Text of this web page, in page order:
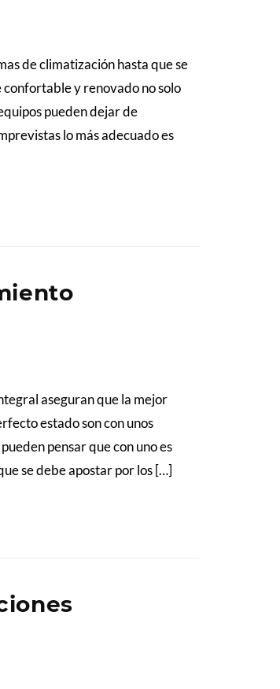
de climatización hasta que se
confortable y renovado no solo
pueden dejar de
lo más adecuado es
aseguran que la mejor
estado son con unos
pensar que con uno es
se debe apostar por los […]